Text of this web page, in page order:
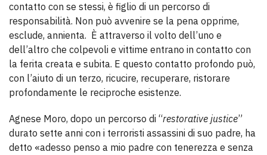
contatto con se stessi, è figlio di un percorso di
responsabilità. Non può avvenire se la pena opprime,
esclude, annienta. È attraverso il volto dell’uno e
dell’altro che colpevoli e vittime entrano in contatto con
la ferita creata e subita. E questo contatto profondo può,
con l’aiuto di un terzo, ricucire, recuperare, ristorare
profondamente le reciproche esistenze.
Agnese Moro, dopo un percorso di “restorative justice”
durato sette anni con i terroristi assassini di suo padre, ha
detto «adesso penso a mio padre con tenerezza e senza